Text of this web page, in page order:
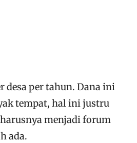
desa per tahun. Dana ini
tempat, hal ini justru
menjadi forum
ada.